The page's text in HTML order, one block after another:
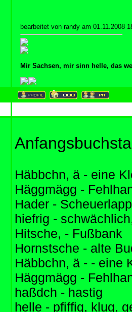
bearbeitet von randy am 01.11.2008
Mir Sachsen, mir sinn helle, das
Häbbchn, ä - eine
Häggmägg -
Hader -
hiefrig -
Hitsche, - Fußbank
Hornstsche - alte
Häbbchn, ä - - eine
Häggmägg -
haßdch - hastig
helle - pfiffig, klug,